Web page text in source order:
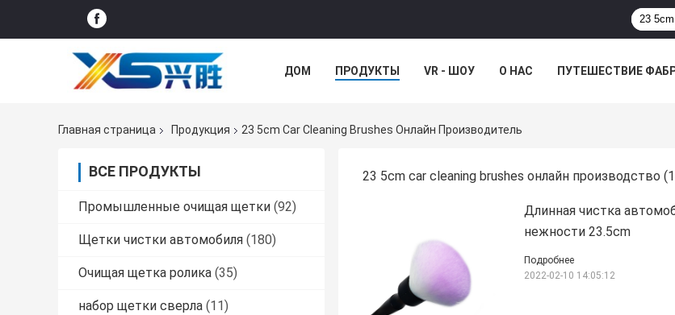
ДОМ ПРОДУКТЫ VR - ШОУ О НАС ПУТЕШЕСТВИЕ
Главная страница
Продукция 23 5cm Car Cleaning Brushes Онлайн Производитель
ВСЕ ПРОДУКТЫ
Промышленные очищая щетки (92)
Щетки чистки автомобиля (180)
Очищая щетка ролика (35)
набор щетки сверла (11)
23 5cm car cleaning brushes онлайн производство
Длинная чистка
нежности 23.5cm
Подробнее
2022-02-10 14:05:12